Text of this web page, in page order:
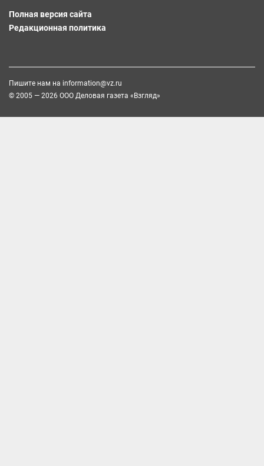
Полная версия сайта
Редакционная политика
Пишите нам на information@vz.ru
© 2005 — 2026 ООО Деловая газета «Взгляд»